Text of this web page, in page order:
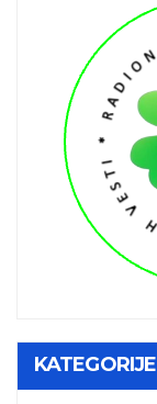
KATEGORIJE